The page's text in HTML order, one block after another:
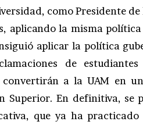
como Presidente de
aplicando la misma
aplicar la política
de estudiantes
a la UAM en
Superior. En definitiva, se
que ya ha practicado